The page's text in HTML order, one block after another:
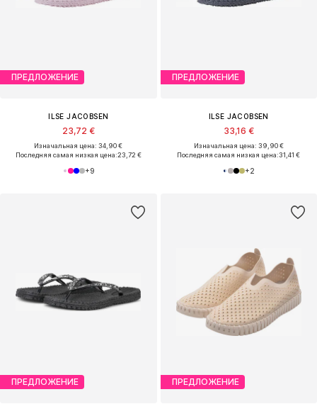
ПРЕДЛОЖЕНИЕ
ILSE JACOBSEN
23,72 €
Изначальная цена: 34,90 €
Последняя самая низкая цена:23,72 €
+9
ПРЕДЛОЖЕНИЕ
ILSE JACOBSEN
33,16 €
Изначальная цена: 39,90 €
Последняя самая низкая цена:31,41 €
+2
ПРЕДЛОЖЕНИЕ ПРЕДЛОЖЕНИЕ